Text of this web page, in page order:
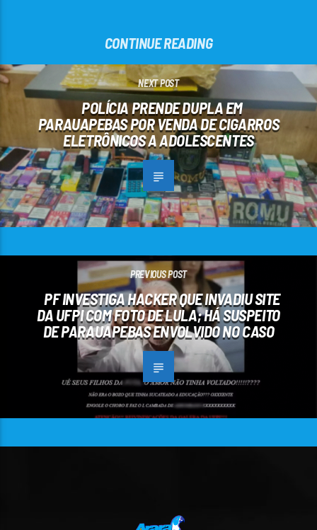
CONTINUE READING
NEXT POST
POLÍCIA PRENDE DUPLA EM
PARAUAPEBAS POR VENDA DE CIGARROS
ELETRÔNICOS A ADOLESCENTES
PREVIOUS POST
PF INVESTIGA HACKER QUE INVADIU SITE
DA UFPI COM FOTO DE LULA; HÁ SUSPEITO
DE PARAUAPEBAS ENVOLVIDO NO CASO